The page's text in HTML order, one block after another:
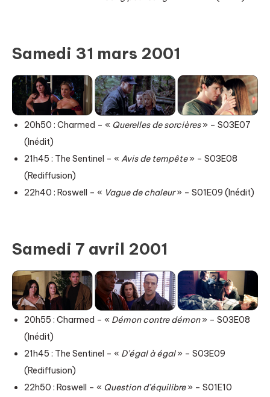
Samedi 31 mars 2001
20h50 : Charmed – « Querelles de sorcières» – S03E07
(Inédit)
21h45 : The Sentinel – « Avis de tempête» – S03E08
(Rediffusion)
22h40 : Roswell – « Vague de chaleur» – S01E09 (Inédit)
Samedi 7 avril 2001
20h55 : Charmed – « Démon contre démon» – S03E08
(Inédit)
21h45 : The Sentinel – « D’égal à égal» – S03E09
(Rediffusion)
22h50 : Roswell – « Question d’équilibre» – S01E10